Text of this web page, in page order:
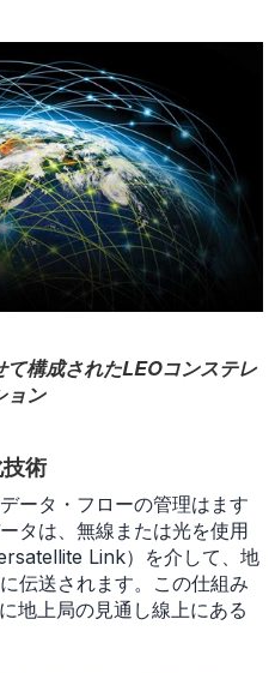
構成されたLEOコンステレ
ョン
術
ータ・フローの管理はます
タは、無線または光を使用
Link）を介して、地
伝送されます。この仕組み
地上局の見通し線上にある